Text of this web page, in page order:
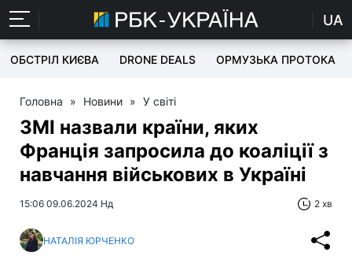
UA
ОБСТРІЛ КИЄВА DRONE DEALS ОРМУЗЬКА ПРОТОКА
Головна » Новини » У світі
ЗМІ назвали країни, яких
Франція запросила до коаліції з
навчання військових в Україні
15:06 09.06.2024 Нд 2 хв
НАТАЛІЯ ЮРЧЕНКО